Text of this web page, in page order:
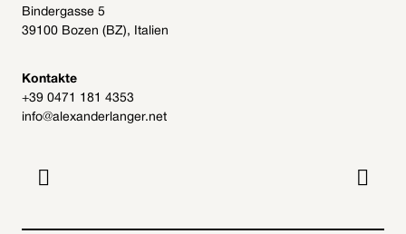
Archiv
Mitmachen
Bindergasse 5
39100 Bozen (BZ), Italien
Kontakte
+39 0471 181 4353
info@alexanderlanger.net
 